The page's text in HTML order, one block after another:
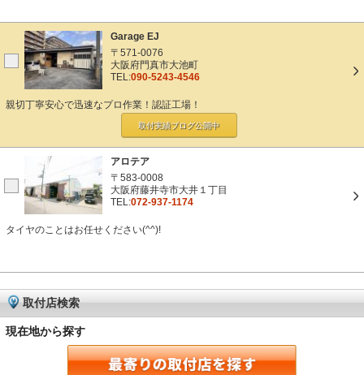
Garage EJ
〒571-0076
大阪府門真市大池町
TEL:090-5243-4546
親切丁寧安心で迅速なプロ作業！認証工場！
取付実績ブログ公開中
アロテア
〒583-0008
大阪府藤井寺市大井１丁目
TEL:072-937-1174
タイヤのことはお任せください(^^)!
取付店検索
現在地から探す